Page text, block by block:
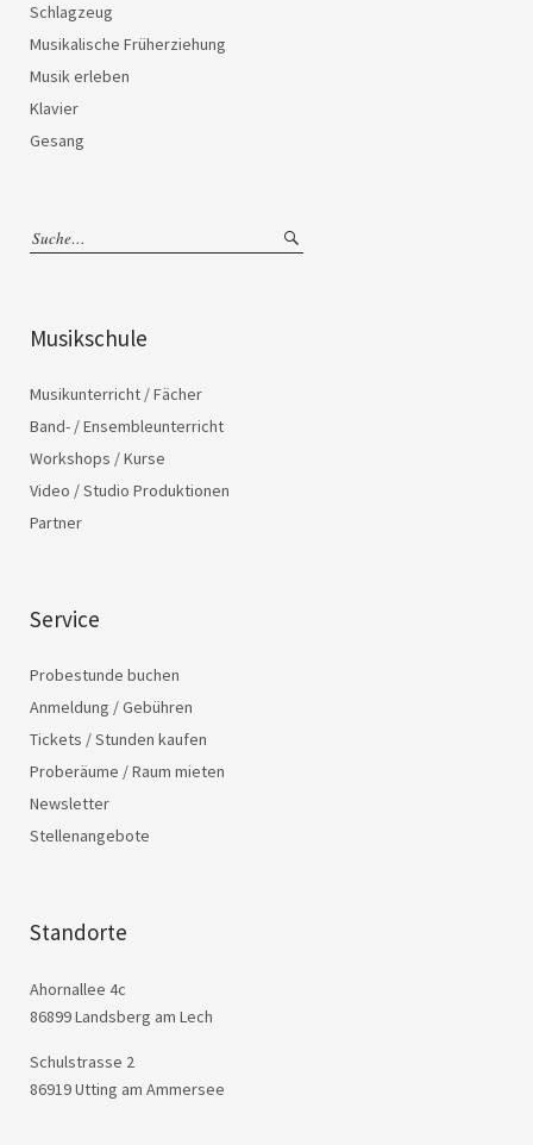
Schlagzeug
Musikalische Früherziehung
Musik erleben
Klavier
Gesang
Musikschule
Musikunterricht / Fächer
Band- / Ensembleunterricht
Workshops / Kurse
Video / Studio Produktionen
Partner
Service
Probestunde buchen
Anmeldung / Gebühren
Tickets / Stunden kaufen
Proberäume / Raum mieten
Newsletter
Stellenangebote
Standorte
Ahornallee 4c
86899 Landsberg am Lech
Schulstrasse 2
86919 Utting am Ammersee